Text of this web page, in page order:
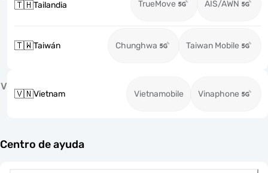
🇹🇭Tailandia TrueMove AIS/AWN
🇹🇼Taiwán Chunghwa Taiwan Mobile
V
🇻🇳Vietnam Vietnamobile Vinaphone
Centro de ayuda